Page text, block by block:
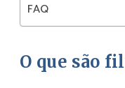
FAQ
O que são